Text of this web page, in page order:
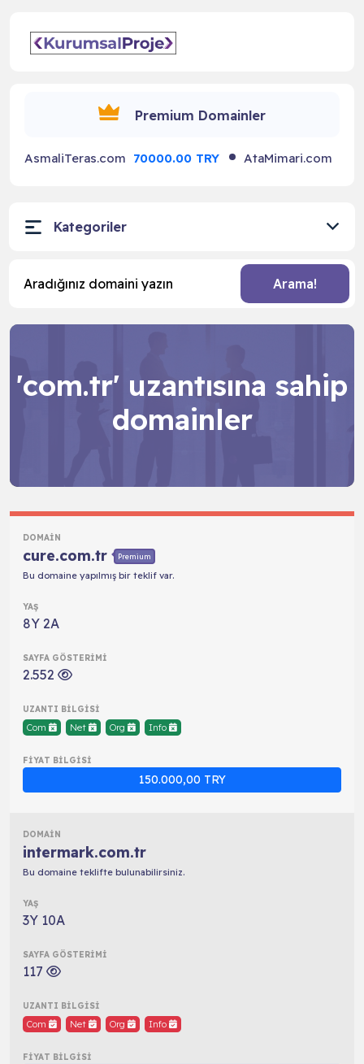
Premium Domainler
70000.00 TRY AtaMimari.com 70000.00 TRY
Kategoriler
Arama!
'com.tr' uzantısına sahip
domainler
cure.com.tr Premium
Bu domaine yapılmış bir teklif var.
8Y 2A
2.552
Com Net Org Info
150.000,00 TRY
intermark.com.tr
Bu domaine teklifte bulunabilirsiniz.
3Y 10A
117
Com Net Org Info